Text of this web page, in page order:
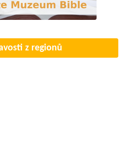
z regionů